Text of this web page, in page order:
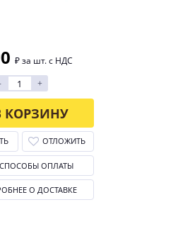
₽ за шт. с НДС
+
КОРЗИНУ
ОТЛОЖИТЬ
СПОСОБЫ ОПЛАТЫ
О ДОСТАВКЕ